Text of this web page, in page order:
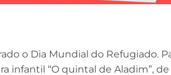
o Dia Mundial do Refugiado.
infantil “O quintal de Aladim”,